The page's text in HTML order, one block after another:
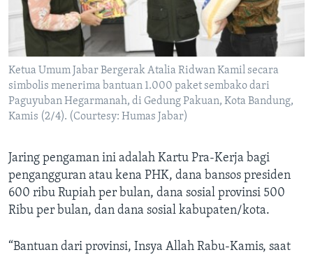
Ketua Umum Jabar Bergerak Atalia Ridwan Kamil secara
simbolis menerima bantuan 1.000 paket sembako dari
Paguyuban Hegarmanah, di Gedung Pakuan, Kota Bandung,
Kamis (2/4). (Courtesy: Humas Jabar)
Jaring pengaman ini adalah Kartu Pra-Kerja bagi
pengangguran atau kena PHK, dana bansos presiden
600 ribu Rupiah per bulan, dana sosial provinsi 500
Ribu per bulan, dan dana sosial kabupaten/kota.
“Bantuan dari provinsi, Insya Allah Rabu-Kamis, saat